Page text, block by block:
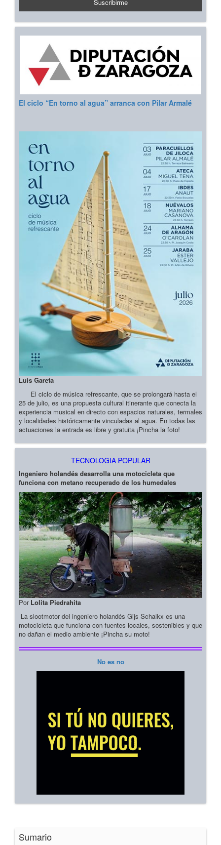
El ciclo “En torno al agua” arranca con Pilar Armalé
Luis Gareta
El ciclo de música refrescante, que se prolongará hasta el
25 de julio, es una propuesta cultural itinerante que conecta la
experiencia musical en directo con espacios naturales, termales
y localidades históricamente vinculadas al agua. En todas las
actuaciones la entrada es libre y gratuita ¡Pincha la foto!
TECNOLOGIA POPULAR
Ingeniero holandés desarrolla una motocicleta que
funciona con metano recuperado de los humedales
Por Lolita Piedrahita
La slootmotor del ingeniero holandés Gijs Schalkx es una
motocicleta que funciona con fuentes locales, sostenibles y que
no dañan el medio ambiente ¡Pincha su moto!
No es no
Sumario